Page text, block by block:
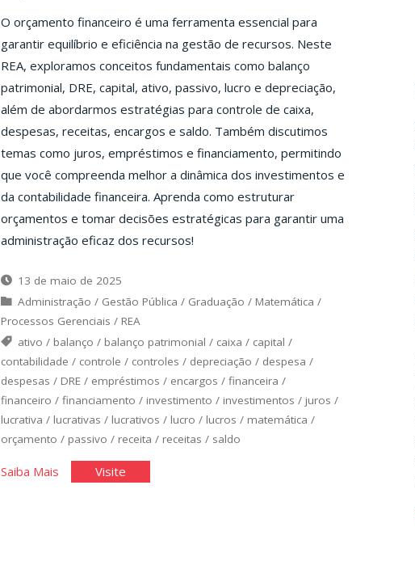
O orçamento financeiro é uma ferramenta essencial para
garantir equilíbrio e eficiência na gestão de recursos. Neste
REA, exploramos conceitos fundamentais como balanço
patrimonial, DRE, capital, ativo, passivo, lucro e depreciação,
além de abordarmos estratégias para controle de caixa,
despesas, receitas, encargos e saldo. Também discutimos
temas como juros, empréstimos e financiamento, permitindo
que você compreenda melhor a dinâmica dos investimentos e
da contabilidade financeira. Aprenda como estruturar
orçamentos e tomar decisões estratégicas para garantir uma
administração eficaz dos recursos!
13 de maio de 2025
Administração / Gestão Pública / Graduação / Matemática /
Processos Gerenciais / REA
ativo / balanço / balanço patrimonial / caixa / capital /
contabilidade / controle / controles / depreciação / despesa /
despesas / DRE/ empréstimos / encargos / financeira /
financeiro / financiamento / investimento / investimentos / juros /
lucrativa / lucrativas / lucrativos / lucro / lucros / matemática /
orçamento / passivo / receita / receitas / saldo
Saiba Mais"Orçamento
Visite"Orçamento